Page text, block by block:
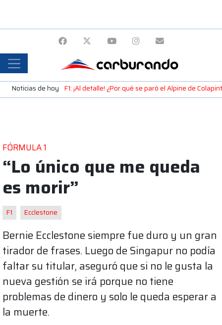
Noticias de hoy F1: ¡Al detalle! ¿Por qué se paró el Alpine de
FÓRMULA 1
“Lo único que me queda
es morir”
F1 Ecclestone
Bernie Ecclestone siempre fue duro y un gran
tirador de frases. Luego de Singapur no podía
faltar su titular, aseguró que si no le gusta la
nueva gestión se irá porque no tiene
problemas de dinero y solo le queda esperar a
la muerte.